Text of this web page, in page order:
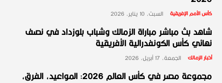
كأس الأمم الإفريقية السبت، 10 يناير، 2026
شاهد بث مباشر مباراة الزمالك وشباب بلوزداد في نصف
نهائي كأس الكونفدرالية الأفريقية
أخبار الزمالك الجمعة، 17 أبريل، 2026
مجموعة مصر في كأس العالم 2026: المواعيد، الفرق،